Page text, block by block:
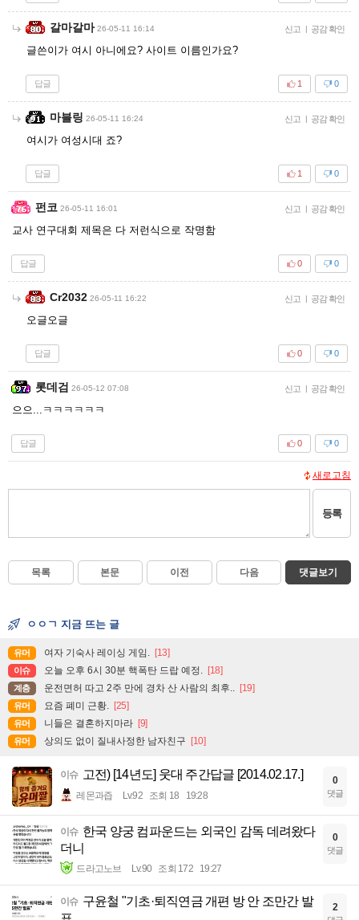
갈마갈마 26-05-11 16:14 신고 | 공감 확인
글쓴이가 여시 아니에요? 사이트 이름인가요?
답글 0
1
마블링 26-05-11 16:24 신고 | 공감 확인
여시가 여성시대 죠?
답글 0
1
펀코 26-05-11 16:01 신고 | 공감 확인
교사 연구대회 제목은 다 저런식으로 작명함
답글 0
0
Cr2032 26-05-11 16:22 신고 | 공감 확인
오글오글
답글 0
0
롯데검 26-05-12 07:08 신고 | 공감 확인
으으...ㅋㅋㅋㅋㅋㅋ
답글 0
0
새로고침
등록
목록 본문 이전 다음 댓글보기
ㅇㅇㄱ 지금 뜨는 글
유머 여자 기숙사 레이싱 게임. [13]
이슈 오늘 오후 6시 30분 핵폭탄 드랍 예정. [18]
계층 운전면허 따고 2주 만에 경차 산 사람의 최후.. [19]
유머 요즘 폐미 근황. [25]
유머 니들은 결혼하지마라 [9]
유머 상의도 없이 질내사정한 남자친구 [10]
이슈 고전) [14년도] 웃대 주간답글 [2014.02.17.]
레몬과즙 Lv.92 조회 18 19:28
0
댓글
이슈 한국 양궁 컴파운드는 외국인 감독 데려왔다
더니
드라고노브 Lv.90 조회 172 19:27
0
댓글
이슈 구윤철 "기초·퇴직연금 개편 방 안 조만간 발
2